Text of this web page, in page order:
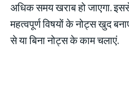
अधिक समय खराब हो जाएगा.
महत्वपूर्ण विषयों के नोट्स खुद
से या बिना नोट्स के काम चलाएं.